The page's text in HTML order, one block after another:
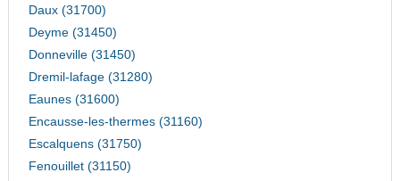
Daux (31700)
Deyme (31450)
Donneville (31450)
Dremil-lafage (31280)
Eaunes (31600)
Encausse-les-thermes (31160)
Escalquens (31750)
Fenouillet (31150)